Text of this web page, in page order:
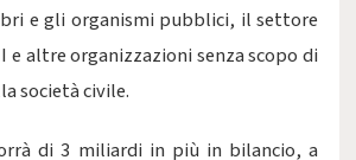
e gli organismi pubblici, il settore
e altre organizzazioni senza scopo di
società civile.
di 3 miliardi in più in bilancio, a